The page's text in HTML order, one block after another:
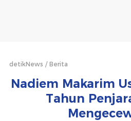
detikNews Berita
Nadiem Makarim
Tahun